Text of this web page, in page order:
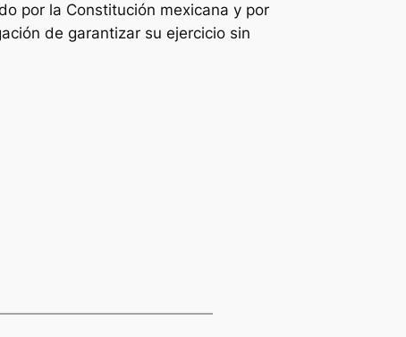
por la Constitución mexicana y por
de garantizar su ejercicio sin